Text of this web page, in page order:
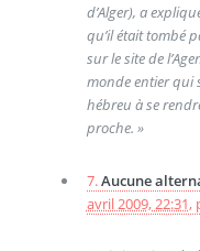
d’Alger), a
qu’il était tombé
sur le site de
monde entier qui
hébreu à se
proche. »
7.Aucune
avril 2009, 22:31,